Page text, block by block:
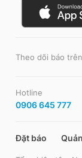
Theo dõi báo trên
Hotline
0906 645 777
Đặt báo